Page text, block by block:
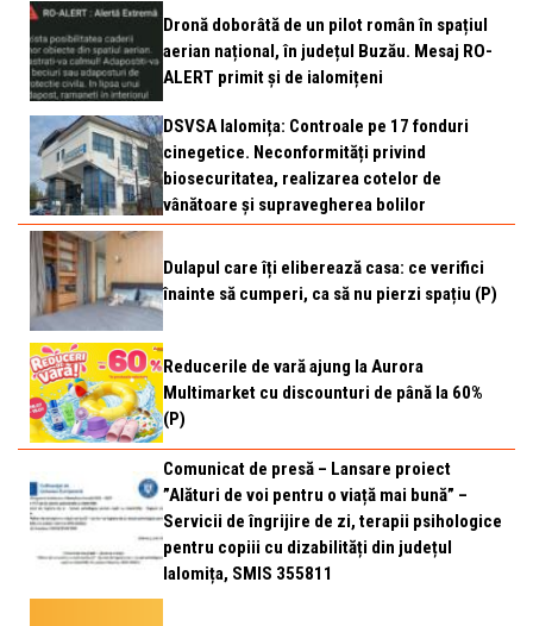
Dronă doborâtă de un pilot român în spațiul
aerian național, în județul Buzău. Mesaj RO-
ALERT primit și de ialomițeni
DSVSA Ialomița: Controale pe 17 fonduri
cinegetice. Neconformități privind
biosecuritatea, realizarea cotelor de
vânătoare și supravegherea bolilor
Dulapul care îți eliberează casa: ce verifici
înainte să cumperi, ca să nu pierzi spațiu (P)
Reducerile de vară ajung la Aurora
Multimarket cu discounturi de până la 60%
(P)
Comunicat de presă – Lansare proiect
”Alături de voi pentru o viață mai bună” –
Servicii de îngrijire de zi, terapii psihologice
pentru copiii cu dizabilități din județul
Ialomița, SMIS 355811